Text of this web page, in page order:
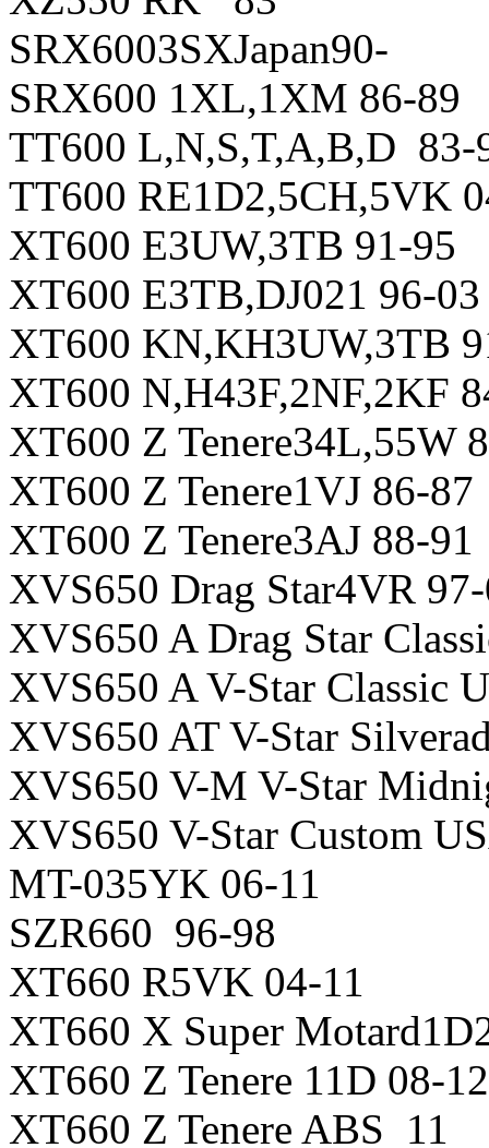
SRX6003SXJapan90-
SRX600 1XL,1XM 86-89
TT600 L,N,S,T,A,B,D 83-
TT600 RE1D2,5CH,5VK
XT600 E3UW,3TB 91-95
XT600 E3TB,DJ021 96-03
XT600 KN,KH3UW,3TB
XT600 N,H43F,2NF,2KF
XT600 Z Tenere34L,55W
XT600 Z Tenere1VJ 86-87
XT600 Z Tenere3AJ 88-91
XVS650 Drag Star4VR
XVS650 A Drag Star
XVS650 A V-Star Classic
XVS650 AT V-Star
XVS650 V-M V-Star
XVS650 V-Star Custom
MT-035YK 06-11
SZR660 96-98
XT660 R5VK 04-11
XT660 X Super
XT660 Z Tenere 11D 08-12
XT660 Z Tenere ABS 11